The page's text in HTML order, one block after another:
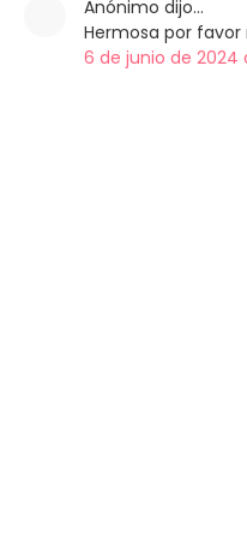
Anónimo dijo…
Hermosa por favor
6 de junio de 2024